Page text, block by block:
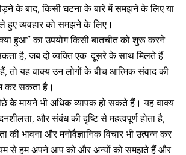
के बाद, किसी घटना के बारे में समझने के लिए या
व्यवहार को समझने के लिए।
हुआ” का उपयोग किसी बातचीत को शुरू करने
है, जब दो व्यक्ति एक-दूसरे के साथ मिलते हैं
तो यह वाक्य उन लोगों के बीच आत्मिक संवाद की
सकता है।
के मायने भी अधिक व्यापक हो सकते हैं। यह वाक्य
और संबंध की दृष्टि से महत्वपूर्ण होता है,
की भावना और मनोवैज्ञानिक विचार भी उत्पन्न कर
से हम अपने आप को और अन्यों को समझते हैं और